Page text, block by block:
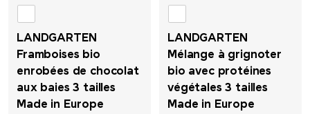
LANDGARTEN
Framboises bio
enrobées de chocolat
aux baies 3 tailles
Made in Europe
LANDGARTEN
Mélange à grignoter
bio avec protéines
végétales 3 tailles
Made in Europe